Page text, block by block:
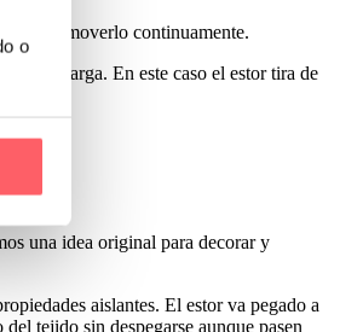
o
para moverlo continuamente.
de recarga. En este caso el estor tira de
una idea original para decorar y
aislantes. El estor va pegado a
tejido sin despegarse aunque pasen